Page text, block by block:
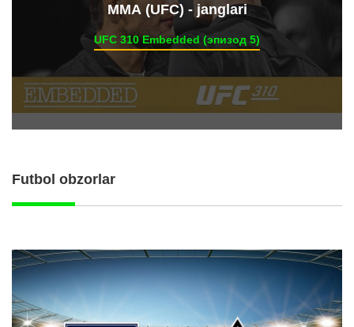
ММА (UFC) - janglari
UFC 310 Embedded (эпизод 5)
Futbol obzorlar